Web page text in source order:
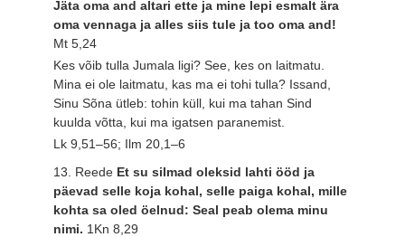
Jäta oma and altari ette ja mine lepi esmalt ära
oma vennaga ja alles siis tule ja too oma and!
Mt 5,24
Kes võib tulla Jumala ligi? See, kes on laitmatu.
Mina ei ole laitmatu, kas ma ei tohi tulla? Issand,
Sinu Sõna ütleb: tohin küll, kui ma tahan Sind
kuulda võtta, kui ma igatsen paranemist.
Lk 9,51–56; Ilm 20,1–6
13. Reede Et su silmad oleksid lahti ööd ja
päevad selle koja kohal, selle paiga kohal, mille
kohta sa oled öelnud: Seal peab olema minu
nimi. 1Kn 8,29